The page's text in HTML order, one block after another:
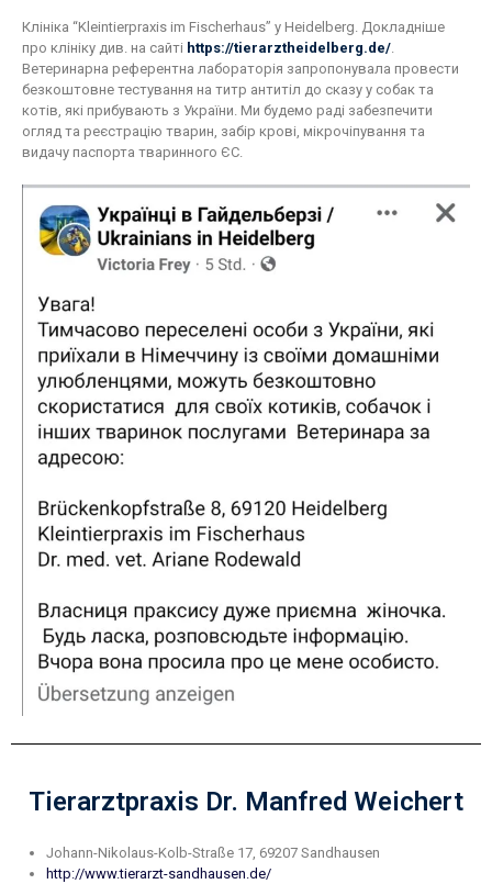
Клініка “Kleintierpraxis im Fischerhaus” у Heidelberg. Докладніше
про клініку див. на сайті https://tierarztheidelberg.de/.
Ветеринарна референтна лабораторія запропонувала провести
безкоштовне тестування на титр антитіл до сказу у собак та
котів, які прибувають з України. Ми будемо раді забезпечити
огляд та реєстрацію тварин, забір крові, мікрочіпування та
видачу паспорта тваринного ЄС.
Tierarztpraxis Dr. Manfred Weichert
Johann-Nikolaus-Kolb-Straße 17, 69207 Sandhausen
http://www.tierarzt-sandhausen.de/